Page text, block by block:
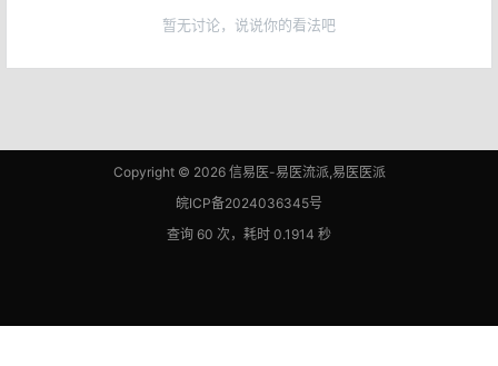
暂无讨论，说说你的看法吧
Copyright © 2026信易医-易医流派,易医医派
皖ICP备2024036345号
查询 60 次，耗时 0.1914 秒